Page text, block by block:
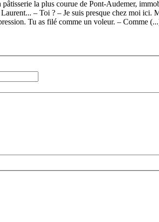
la plus courue de Pont-Audemer,
– Toi ? – Je suis presque chez moi
Tu as filé comme un voleur. – Comme